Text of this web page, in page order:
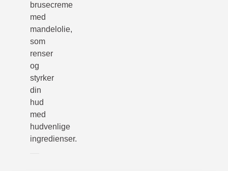
brusecreme
med
mandelolie,
som
renser
og
styrker
din
hud
med
hudvenlige
ingredienser.